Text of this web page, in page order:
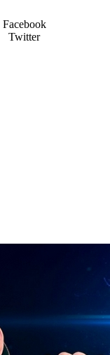
Facebook
Twitter